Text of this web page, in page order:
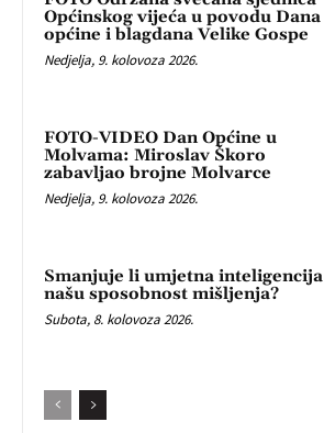
Općinskog vijeća u povodu Dana
općine i blagdana Velike Gospe
Nedjelja, 9. kolovoza 2026.
FOTO-VIDEO Dan Općine u
Molvama: Miroslav Škoro
zabavljao brojne Molvarce
Nedjelja, 9. kolovoza 2026.
Smanjuje li umjetna inteligencija
našu sposobnost mišljenja?
Subota, 8. kolovoza 2026.